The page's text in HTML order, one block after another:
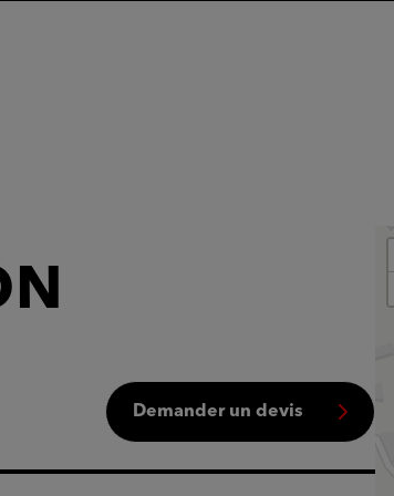
Demander un devis